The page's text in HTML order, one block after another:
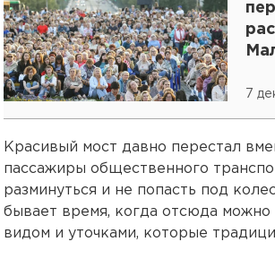
7
Красивый мост давно перестал
пассажиры общественного
разминуться и не попасть под
бывает время, когда отсюда
видом и уточками, которые